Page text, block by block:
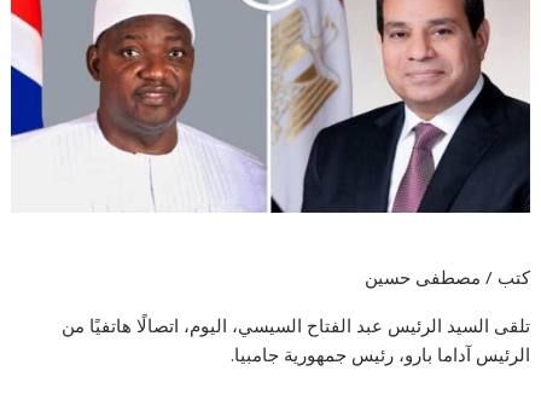
كتب / مصطفى حسين
تلقى السيد الرئيس عبد الفتاح السيسي، اليوم، اتصالًا هاتفيًا من
الرئيس آداما بارو، رئيس جمهورية جامبيا.